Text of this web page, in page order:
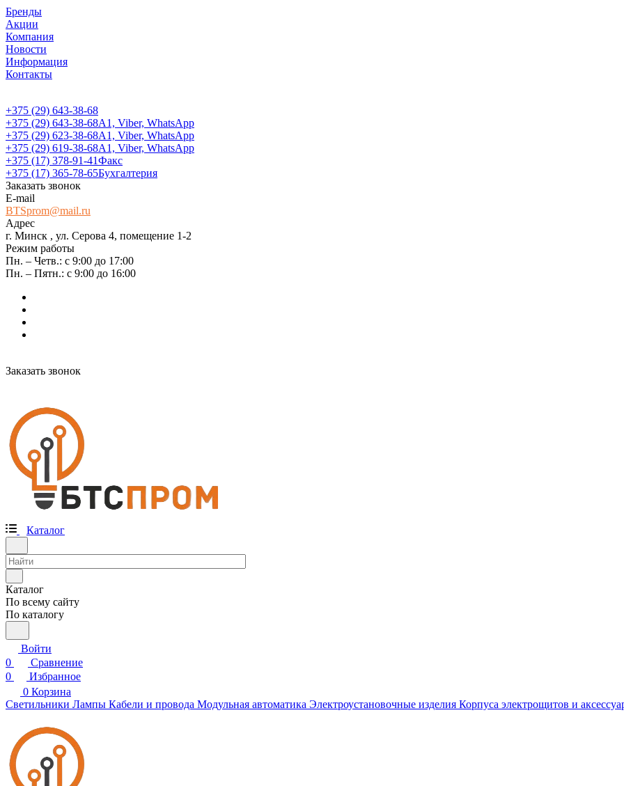
Бренды
Акции
Компания
Новости
Информация
Контакты
+375 (29) 643-38-68
+375 (29) 643-38-68А1, Viber, WhatsApp
+375 (29) 623-38-68А1, Viber, WhatsApp
+375 (29) 619-38-68А1, Viber, WhatsApp
+375 (17) 378-91-41Факс
+375 (17) 365-78-65Бухгалтерия
Заказать звонок
E-mail
BTSprom@mail.ru
Адрес
г. Минск , ул. Серова 4, помещение 1-2
Режим работы
Пн. – Четв.: с 9:00 до 17:00
Пн. – Пятн.: с 9:00 до 16:00
Заказать звонок
Каталог
Каталог
По всему сайту
По каталогу
Войти
0
Сравнение
0
Избранное
0 Корзина
Светильники Лампы Кабели и провода Модульная автоматика Электроустановочные изделия Корпуса электрощитов и